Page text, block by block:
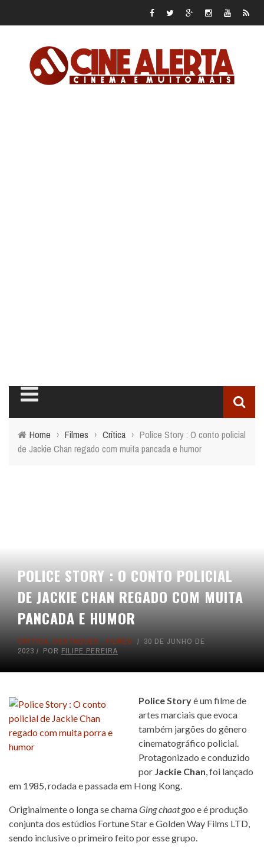
Home › Filmes › Crítica › Police Story : O conto policial
de Jackie Chan regado com muita pancada e humor
POLICE STORY : O CONTO POLICIAL
DE JACKIE CHAN REGADO COM MUITA
PANCADA E HUMOR
CRÍTICA, DESTAQUES , FILMES
30 DE JUNHO DE
2023
POR FILIPE PEREIRA
Police Storyé um filme de
artes marciais que evoca
também jargões do gênero
cinematográfico policial.
Protagonizado e conduzido
por Jackie Chan, foi lançado
em 1985, rodada e passada em Hong Kong.
Originalmente o longa se chamaGing chaat gooe é produção
conjunta dos estúdios Fortune Star e Golden Way Films LTD,
sendo inclusive o primeiro feito por esse grupo.